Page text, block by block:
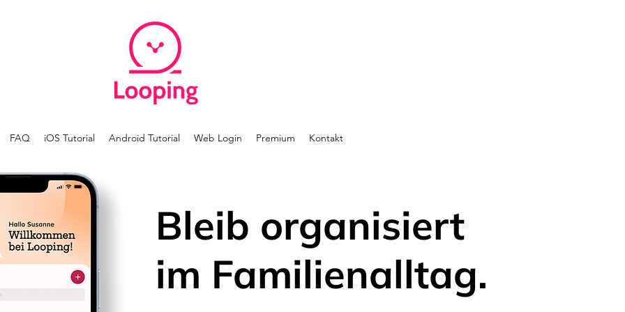
FAQ iOS Tutorial Android Tutorial Web Login Premium Kontakt
Bleib organisiert
im Familienalltag.